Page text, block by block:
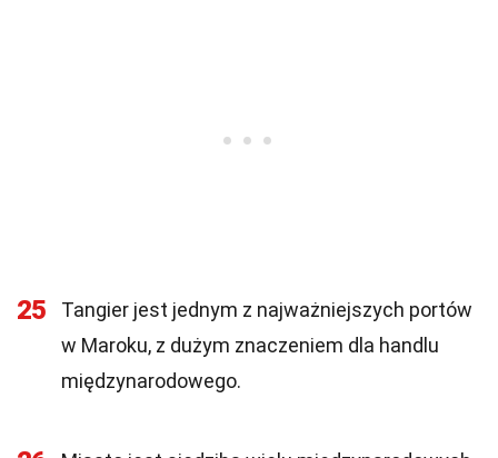
25
Tangier jest jednym z najważniejszych portów
w Maroku, z dużym znaczeniem dla handlu
międzynarodowego.